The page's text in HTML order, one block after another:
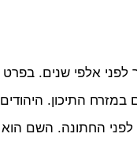
אלפי שנים. בפרט
במזרח התיכון.
לפני החתונה. השם